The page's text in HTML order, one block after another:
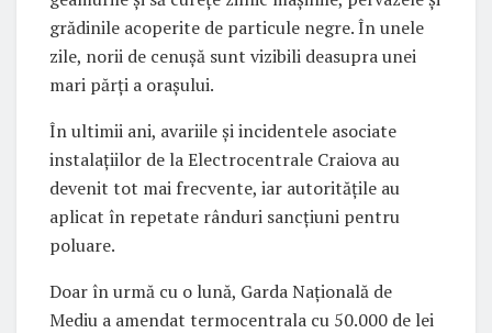
grădinile acoperite de particule negre. În unele
zile, norii de cenușă sunt vizibili deasupra unei
mari părți a orașului.
În ultimii ani, avariile și incidentele asociate
instalațiilor de la Electrocentrale Craiova au
devenit tot mai frecvente, iar autoritățile au
aplicat în repetate rânduri sancțiuni pentru
poluare.
Doar în urmă cu o lună, Garda Națională de
Mediu a amendat termocentrala cu 50.000 de lei